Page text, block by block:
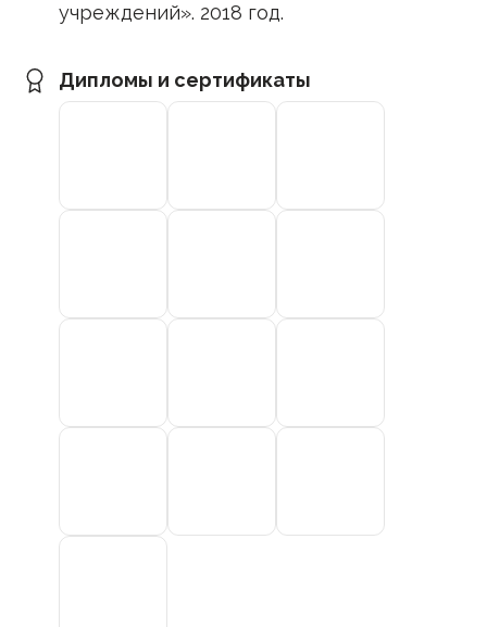
учреждений». 2018 год.
Дипломы и сертификаты